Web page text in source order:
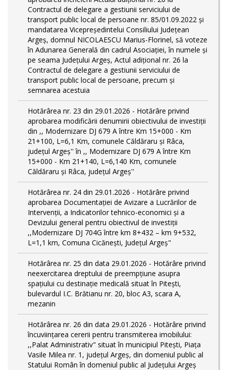
Contractul de delegare a gestiunii serviciului de
transport public local de persoane nr. 85/01.09.2022 și
mandatarea Vicepreședintelui Consiliului Județean
Argeș, domnul NICOLAESCU Marius-Florinel, să voteze
în Adunarea Generală din cadrul Asociației, în numele și
pe seama Județului Argeș, Actul adițional nr. 26 la
Contractul de delegare a gestiunii serviciului de
transport public local de persoane, precum și
semnarea acestuia
Hotărârea nr. 23 din 29.01.2026 - Hotărâre privind
aprobarea modificării denumirii obiectivului de investiții
din ,, Modernizare DJ 679 A între Km 15+000 - Km
21+100, L=6,1 Km, comunele Căldăraru și Râca,
județul Argeș'' în ,, Modernizare DJ 679 A între Km
15+000 - Km 21+140, L=6,140 Km, comunele
Căldăraru și Râca, județul Argeș''
Hotărârea nr. 24 din 29.01.2026 - Hotărâre privind
aprobarea Documentației de Avizare a Lucrărilor de
Intervenții, a Indicatorilor tehnico-economici și a
Devizului general pentru obiectivul de investiții
,,Modernizare DJ 704G între km 8+432 – km 9+532,
L=1,1 km, Comuna Cicănești, Județul Argeș"
Hotărârea nr. 25 din data 29.01.2026 - Hotărâre privind
neexercitarea dreptului de preempţiune asupra
spaţiului cu destinaţie medicală situat în Piteşti,
bulevardul I.C. Brătianu nr. 20, bloc A3, scara A,
mezanin
Hotărârea nr. 26 din data 29.01.2026 - Hotărâre privind
încuviințarea cererii pentru transmiterea imobilului:
,,Palat Administrativ" situat în municipiul Pitești, Piața
Vasile Milea nr. 1, județul Argeș, din domeniul public al
Statului Român în domeniul public al Județului Argeș